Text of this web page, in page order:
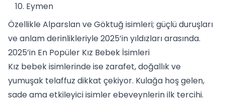
Eymen
Özellikle Alparslan ve Göktuğ isimleri; güçlü duruşları
ve anlam derinlikleriyle 2025’in yıldızları arasında.
2025’in En Popüler Kız Bebek İsimleri
Kız bebek isimlerinde ise zarafet, doğallık ve
yumuşak telaffuz dikkat çekiyor. Kulağa hoş gelen,
sade ama etkileyici isimler ebeveynlerin ilk tercihi.